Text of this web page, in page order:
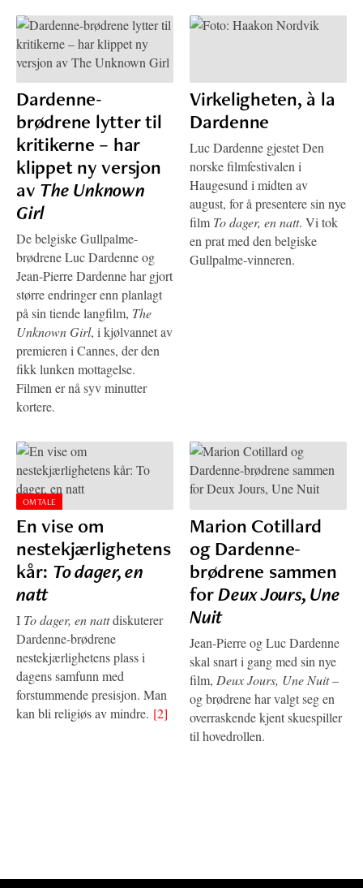
Dardenne-
brødrene lytter til
kritikerne – har
klippet ny versjon
av The Unknown
Girl
De belgiske Gullpalme-
brødrene Luc Dardenne og
Jean-Pierre Dardenne har gjort
større endringer enn planlagt
på sin tiende langfilm, The
Unknown Girl, i kjølvannet av
premieren i Cannes, der den
fikk lunken mottagelse.
Filmen er nå syv minutter
kortere.
Virkeligheten, à la
Dardenne
Luc Dardenne gjestet Den
norske filmfestivalen i
Haugesund i midten av
august, for å presentere sin nye
film To dager, en natt. Vi tok
en prat med den belgiske
Gullpalme-vinneren.
OMTALE
En vise om
nestekjærlighetens
kår: To dager, en
natt
I To dager, en nattdiskuterer
Dardenne-brødrene
nestekjærlighetens plass i
dagens samfunn med
forstummende presisjon. Man
kan bli religiøs av mindre. [2]
Marion Cotillard
og Dardenne-
brødrene sammen
forDeux Jours, Une
Nuit
Jean-Pierre og Luc Dardenne
skal snart i gang med sin nye
film, Deux Jours, Une Nuit–
og brødrene har valgt seg en
overraskende kjent skuespiller
til hovedrollen.